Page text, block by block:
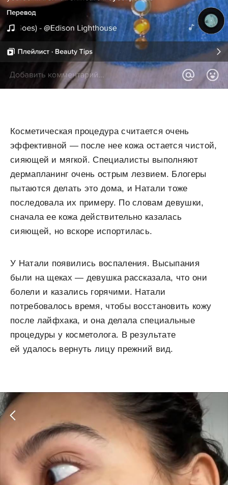
Косметическая процедура считается очень
эффективной — после нее кожа остается чистой,
сияющей и мягкой. Специалисты выполняют
дермапланинг очень острым лезвием. Блогеры
пытаются делать это дома, и Натали тоже
последовала их примеру. По словам девушки,
сначала ее кожа действительно казалась
сияющей, но вскоре испортилась.
У Натали появились воспаления. Высыпания
были на щеках — девушка рассказала, что они
болели и казались горячими. Натали
потребовалось время, чтобы восстановить кожу
после лайфхака, и она делала специальные
процедуры у косметолога. В результате
ей удалось вернуть лицу прежний вид.